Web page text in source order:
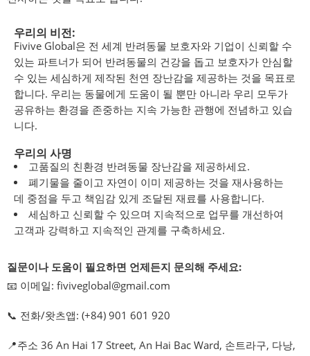
우리의 비전:
Fivive Global은 전 세계 반려동물 보호자와 기업이 신뢰할 수
있는 파트너가 되어 반려동물의 건강을 돕고 보호자가 안심할
수 있는 세심하게 제작된 천연 장난감을 제공하는 것을 목표로
합니다. 우리는 동물에게 도움이 될 뿐만 아니라 우리 모두가
공유하는 환경을 존중하는 지속 가능한 관행에 전념하고 있습
니다.
우리의 사명
고품질의 친환경 반려동물 장난감을 제공하세요.
폐기물을 줄이고 자연이 이미 제공하는 것을 재사용하는
데 중점을 두고 책임감 있게 조달된 재료를 사용합니다.
세심하고 신뢰할 수 있으며 지속적으로 업무를 개선하여
고객과 강력하고 지속적인 관계를 구축하세요.
질문이나 도움이 필요하면 언제든지 문의해 주세요:
📧 이메일: fiviveglobal@gmail.com
📞 전화/왓츠앱: (+84) 901 601 920
📍주소 36 An Hai 17 Street, An Hai Bac Ward, 손트라구, 다낭,